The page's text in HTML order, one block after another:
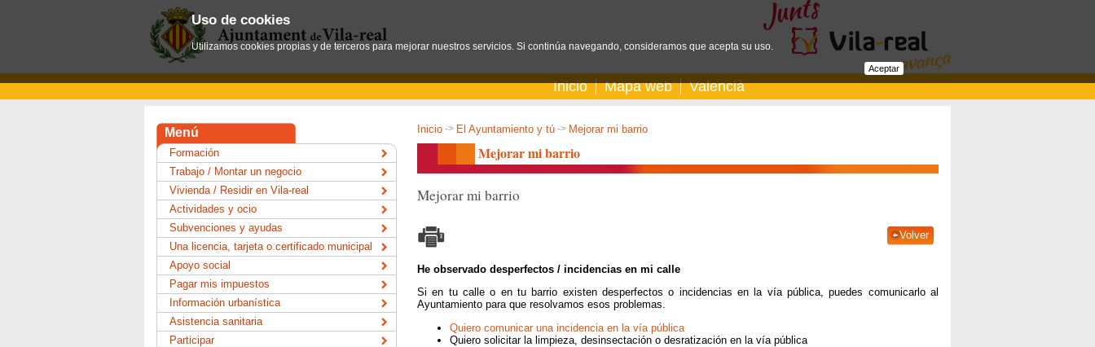
Inicio Mapa web Valencià
Inicio -> El Ayuntamiento y tú -> Mejorar mi barrio
Mejorar mi barrio
Mejorar mi barrio
Volver
He observado desperfectos / incidencias en mi calle
Si en tu calle o en tu barrio existen desperfectos o incidencias en la vía pública, puedes comunicarlo al
Ayuntamiento para que resolvamos esos problemas.
Quiero comunicar una incidencia en la vía pública
Quiero solicitar la limpieza, desinsectación o desratización en la vía pública
Menú
Formación
Trabajo / Montar un negocio
Vivienda / Residir en Vila-real
Actividades y ocio
Subvenciones y ayudas
Una licencia, tarjeta o certificado municipal
Apoyo social
Pagar mis impuestos
Información urbanística
Asistencia sanitaria
Participar
Uso de cookies
Utilizamos cookies propias y de terceros para mejorar nuestros servicios. Si continúa navegando, consideramos que acepta su uso.
Aceptar